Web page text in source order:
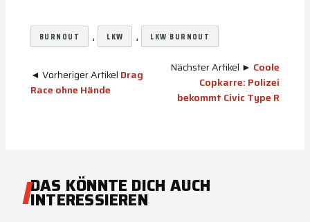
BURNOUT , LKW , LKW BURNOUT
◄ Vorheriger Artikel Drag
Race ohne Hände
Nächster Artikel ► Coole
Copkarre: Polizei
bekommt Civic Type R
DAS KÖNNTE DICH AUCH
INTERESSIEREN